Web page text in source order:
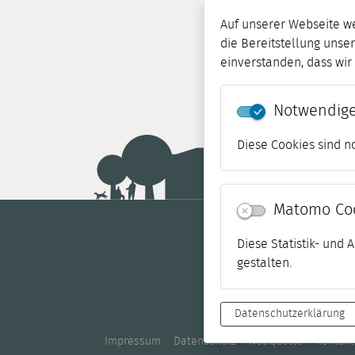
Auf unserer Webseite
die Bereitstellung
einverstanden, dass wir
Diese Cookies sind
Matomo
Diese Statistik- und
gestalten.
Datenschutzerklärung
Impressum Datenschutz Netiquette Kontakt